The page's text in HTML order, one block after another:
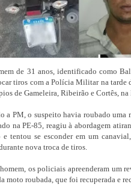
de 31 anos, identificado como
tiros com a Polícia Militar na tarde
de Gameleira, Ribeirão e Cortês,
a PM, o suspeito havia roubado
na PE-85, reagiu à abordagem
tentou se esconder em um
nova troca de tiros.
os policiais apreenderam um
moto roubada, que foi recuperada e